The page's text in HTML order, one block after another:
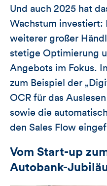
Und auch 2025 hat
Wachstum investiert:
weiterer großer
stetige Optimierung
Angebots im Fokus.
zum Beispiel der
OCR für das
sowie die
den Sales Flow
Vom Start-up
Autobank-